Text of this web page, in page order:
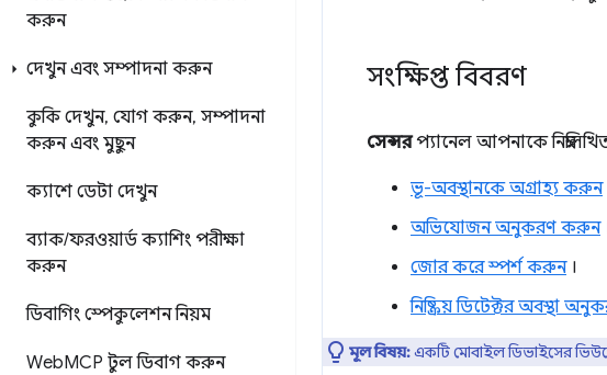
করুন
দেখুন এবং সম্পাদনা করুন
কুকি দেখুন, যোগ করুন, সম্পাদনা
করুন এবং মুছুন
ক্যাশে ডেটা দেখুন
ব্যাক/ফরওয়ার্ড ক্যাশিং পরীক্ষা
করুন
ডিবাগিং স্পেকুলেশন নিয়ম
WebMCP টুল ডিবাগ করুন
সংক্ষিপ্ত বিবরণ
সেন্সরপ্যানেল আপনাকে
ভূ-অবস্থানকে অগ্রাহ্য করুন
অভিযোজন অনুকরণ করুন
জোর করে স্পর্শ করুন।
নিষ্ক্রিয় ডিটেক্টর অবস্থা
মূল বিষয়:একটি মোবাইল ডিভাইসের